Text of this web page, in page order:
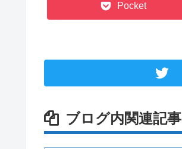
Pocket
ブログ内関連記事